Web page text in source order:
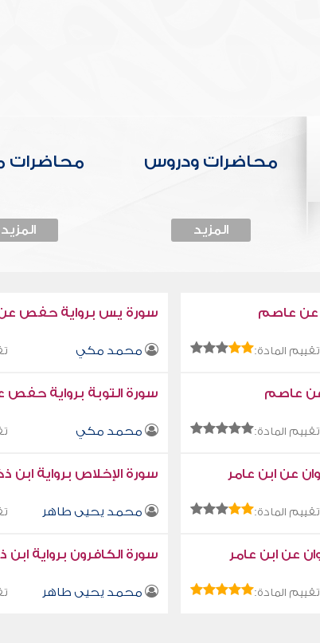
محاضرات ودروس
المزيد
محاضرات
المزيد
عن عاصم
تقييم المادة:
سورة يس برواية حفص
محمد مكي
عاصم
تقييم المادة:
سورة التوبة برواية
محمد مكي
عن ابن عامر
تقييم المادة:
سورة الإخلاص برواية ابن
محمد يحيى طاهر
عن ابن عامر
تقييم المادة:
سورة الكافرون برواية ابن
محمد يحيى طاهر